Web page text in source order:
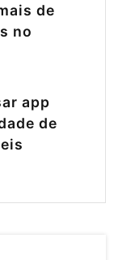
de
no
app
de